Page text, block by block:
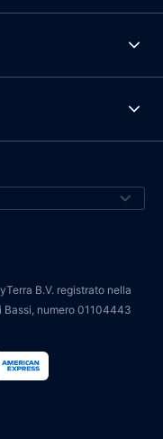
B.V. registrato nella
Bassi, numero 01104443